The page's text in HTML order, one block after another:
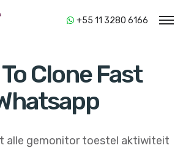
+55 11 3280 6166
Clone Fast
alle gemonitor toestel aktiwiteit